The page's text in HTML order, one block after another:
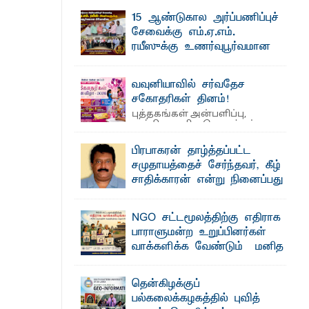
உணவுகள் கைப்பற்றப்பட்டுக் அழிப்பு
நீண்டகால தேவைக்கு தீர்வு காண
உபவேந்தர் வலியுறுத்தல்
அருட்பணி லூக்ஜோன்
பறிமுதல்
நவீன தொழில்நுட்பமும்
தெ ன்கிழக்குப் பல்கலைக்கழகத்தின் கலை
மற்றும் கலாசாரப் பீடத்தின் கல்வி மற்றும்
நிர்வாக வளர்ச்சியில் ...
15 ஆண்டுகால அர்ப்பணிப்புச்
சேவைக்கு எம்.ஏ.எம்.
ரயீஸுக்கு உணர்வுபூர்வமான
தெ ன்கிழக்குப் பல்கலைக்கழகத்தின்
நிர்வாக பிரிவிலும் பிரயோக விஞ்ஞான
பீடத்திலும் 15 ஆண்டுகள் ...
வவுனியாவில் சர்வதேச
சகோதரிகள் தினம்!
புத்தகங்கள் அன்பளிப்பு,
அத்தியாவசிய பொருட்கள்
வழங்கல், கவியரங்கம் மற்றும் கலை
நிகழ்ச்சிகளுடன் ...பிரபாகரன் தாழ்த்தப்பட்ட
சமுதாயத்தைச் சேர்ந்தவர், கீழ்
சாதிக்காரன் என்று நினைப்பது
விடுதலைப் புலிகளின் தலைவர் பிரபாகரன்
அவர்கள் வெள்ளாளரல்லாதவர் என்பதால்
அவர் தாழ்த்தப்பட்ட ...
NGO சட்டமூலத்திற்கு எதிராக
பாராளுமன்ற உறுப்பினர்கள்
வாக்களிக்க வேண்டும் – மனித
அருட்பணி லூக்ஜோன் வேண்டுகோள்
ஜே. எப். காமிலா பேகம்- இ லங்கை
அரசாங்கம் அரசுசாரா அமைப்புகள் (NGO)
தென்கிழக்குப்
பல்கலைக்கழகத்தில் புவித்